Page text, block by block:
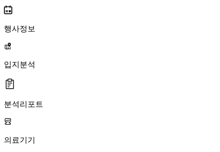
행사정보
입지분석
분석리포트
의료기기